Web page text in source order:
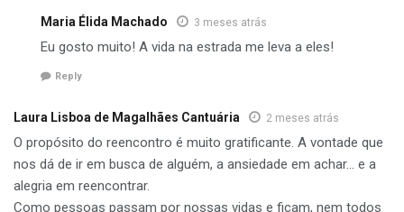
Maria Élida Machado 3 meses atrás
Eu gosto muito! A vida na estrada me leva a eles!
Reply
Laura Lisboa de Magalhães Cantuária 2 meses atrás
O propósito do reencontro é muito gratificante. A vontade que
nos dá de ir em busca de alguém, a ansiedade em achar… e a
alegria em reencontrar.
Como pessoas passam por nossas vidas e ficam, nem todos